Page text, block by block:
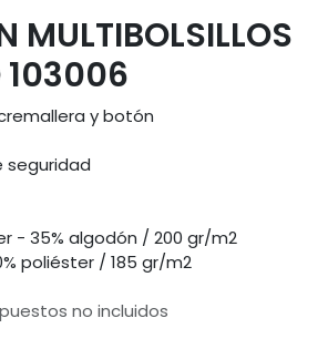
MULTIBOLSILLOS
103006
y botón
seguridad
- 35% algodón / 200 gr/m2
poliéster / 185 gr/m2
no incluidos